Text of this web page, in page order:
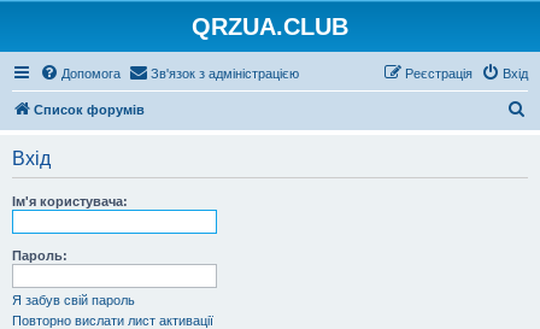
QRZUA.CLUB
Допомога Зв'язок з адміністрацією Вхід
Реєстрація
Список форумів
Вхід
Ім'я користувача:
Пароль:
Я забув свій пароль
Повторно вислати лист активації